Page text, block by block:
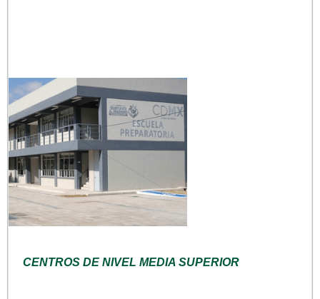
CENTROS DE NIVEL MEDIA SUPERIOR